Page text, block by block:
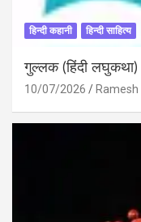
हिन्दी कहानी हिन्दी साहित्य
गुल्लक (हिंदी लघुकथा)
10/07/2026